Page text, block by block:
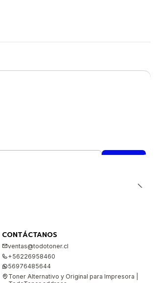
CONTÁCTANOS
ventas@todotoner.cl
+56226958460
56976485644
Toner Alternativo y Original para Impresora |